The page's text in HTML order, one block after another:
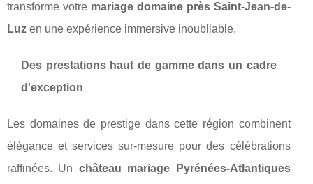
transforme votre mariage domaine près Saint-Jean-de-
Luz en une expérience immersive inoubliable.
Des prestations haut de gamme dans un cadre
d'exception
Les domaines de prestige dans cette région combinent
élégance et services sur-mesure pour des célébrations
raffinées. Un château mariage Pyrénées-Atlantiques